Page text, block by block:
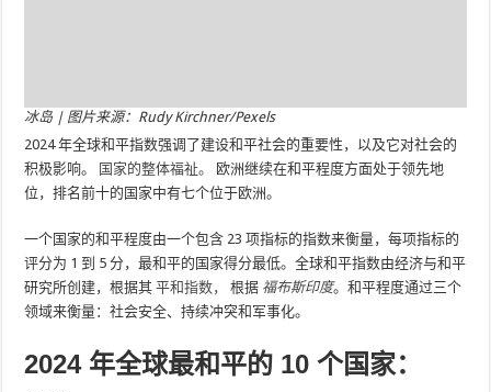
冰岛 | 图片来源：Rudy Kirchner/Pexels
2024 年全球和平指数强调了建设和平社会的重要性，以及它对社会的
积极影响。
国家的整体福祉。
欧洲继续在和平程度方面处于领先地
位，排名前十的国家中有七个位于欧洲。
一个国家的和平程度由一个包含 23 项指标的指数来衡量，每项指标的
评分为 1 到 5 分，最和平的国家得分最低。全球和平指数由经济与和平
研究所创建，根据其 平和指数， 根据 福布斯印度。和平程度通过三个
领域来衡量：社会安全、持续冲突和军事化。
2024 年全球最和平的 10 个国家：